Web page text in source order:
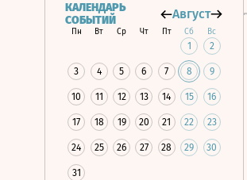
КАЛЕНДАРЬ
СОБЫТИЙ
Август
Пн Вт Ср Чт Пт Сб Вс
1 2
3 4 5 6 7 8 9
10 11 12 13 14 15 16
17 18 19 20 21 22 23
24 25 26 27 28 29 30
31